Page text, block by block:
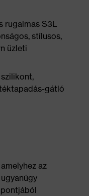
rugalmas S3L
stílusos,
üzleti
gátló
az